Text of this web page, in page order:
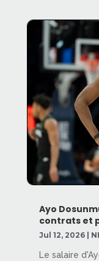
Ayo
contrats et
Jul 12, 2026|
Le salaire